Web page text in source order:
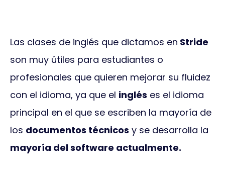
Las clases de inglés que dictamos en Stride
son muy útiles para estudiantes o
profesionales que quieren mejorar su fluidez
con el idioma, ya que el inglés es el idioma
principal en el que se escriben la mayoría de
los documentos técnicos y se desarrolla la
mayoría del software actualmente.